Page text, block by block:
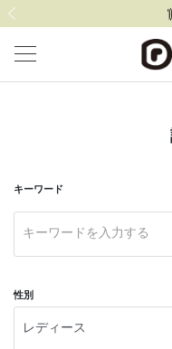
キーワード
性別